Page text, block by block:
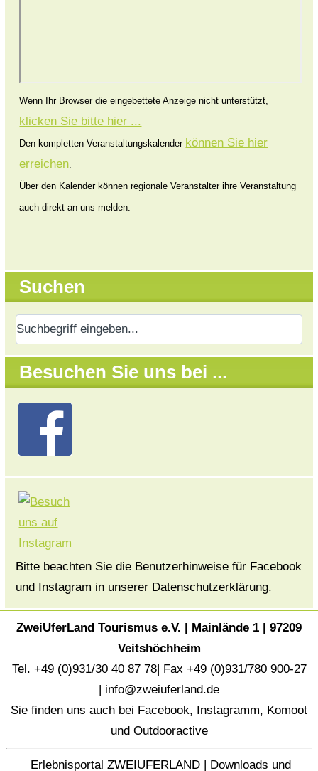
Wenn Ihr Browser die eingebettete Anzeige nicht unterstützt,
klicken Sie bitte hier ...
Den kompletten Veranstaltungskalender können Sie hier
erreichen.
Über den Kalender können regionale Veranstalter ihre Veranstaltung
auch direkt an uns melden.
Suchen
Besuchen Sie uns bei ...
Bitte beachten Sie die Benutzerhinweise für Facebook
und Instagram in unserer Datenschutzerklärung.
ZweiUferLand Tourismus e.V. | Mainlände 1 | 97209
Veitshöchheim
Tel. +49 (0)931/30 40 87 78| Fax +49 (0)931/780 900-27
| info@zweiuferland.de
Sie finden uns auch bei Facebook, Instagramm, Komoot
und Outdooractive
Erlebnisportal ZWEIUFERLAND | Downloads und